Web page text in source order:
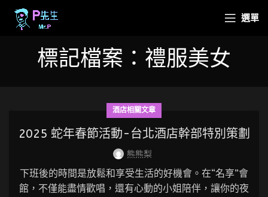
選單
標記檔案：禮服美女
酒店相關文章
2025 蛇年春節活動-台北酒店幹部特別策劃
熊熊梨
下班後的時間是放鬆和享受生活的好機會。在“名享”會
館，不僅能盡情歡唱，還有心動的小姐陪伴，讓你的夜